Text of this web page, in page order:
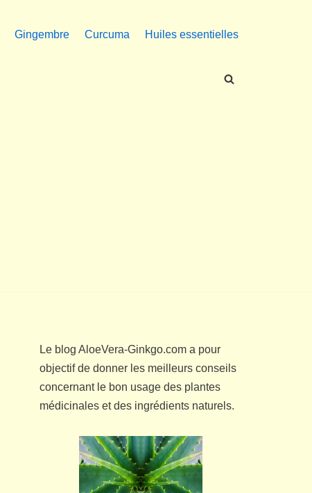
Gingembre Curcuma Huiles essentielles
Le blog AloeVera-Ginkgo.com a pour
objectif de donner les meilleurs conseils
concernant le bon usage des plantes
médicinales et des ingrédients naturels.